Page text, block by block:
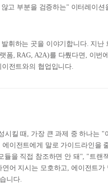
고 부분을 검증하는" 이터레이션
휘하는 곳을 이야기합니다. 지난
폼, RAG, A2A)를 다뤘다면, 이번
전트와의 협업입니다.
시킬 때, 가장 큰 과제 중 하나는 "
이전트에게 말로 가이드라인을
듈을 직접 참조하면 안 돼", "트랜
어 지시는 모호하고, 에이전트가
니다.